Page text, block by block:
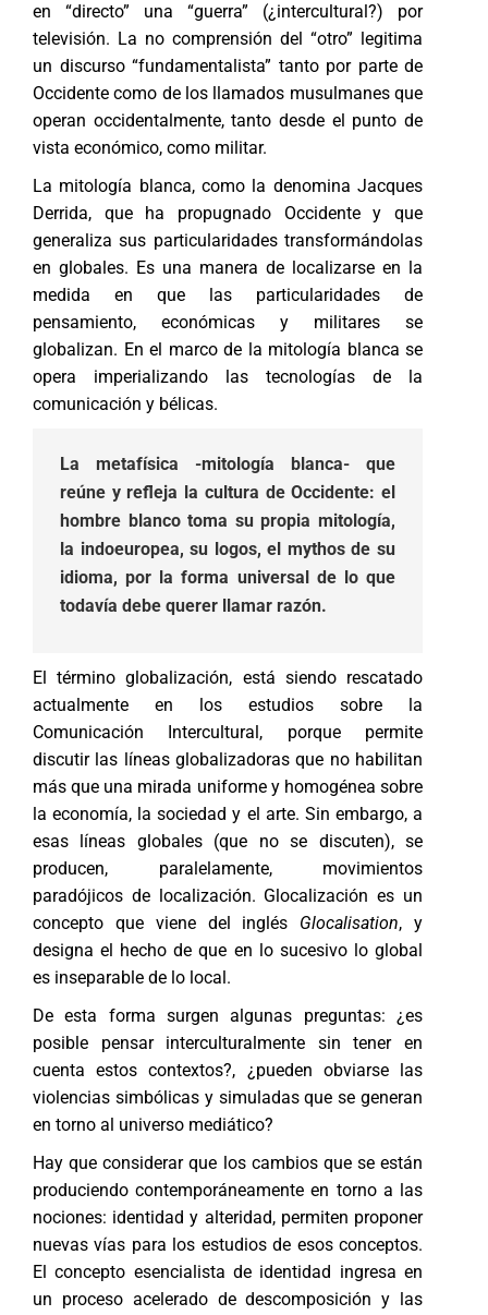
en “directo” una “guerra” (¿intercultural?) por
televisión. La no comprensión del “otro” legitima
un discurso “fundamentalista” tanto por parte de
Occidente como de los llamados musulmanes que
operan occidentalmente, tanto desde el punto de
vista económico, como militar.
La mitología blanca, como la denomina Jacques
Derrida, que ha propugnado Occidente y que
generaliza sus particularidades transformándolas
en globales. Es una manera de localizarse en la
medida en que las particularidades de
pensamiento, económicas y militares se
globalizan. En el marco de la mitología blanca se
opera imperializando las tecnologías de la
comunicación y bélicas.
La metafísica -mitología blanca- que
reúne y refleja la cultura de Occidente: el
hombre blanco toma su propia mitología,
la indoeuropea, su logos, el mythos de su
idioma, por la forma universal de lo que
todavía debe querer llamar razón.
El término globalización, está siendo rescatado
actualmente en los estudios sobre la
Comunicación Intercultural, porque permite
discutir las líneas globalizadoras que no habilitan
más que una mirada uniforme y homogénea sobre
la economía, la sociedad y el arte. Sin embargo, a
esas líneas globales (que no se discuten), se
producen, paralelamente, movimientos
paradójicos de localización. Glocalización es un
concepto que viene del inglés Glocalisation, y
designa el hecho de que en lo sucesivo lo global
es inseparable de lo local.
De esta forma surgen algunas preguntas: ¿es
posible pensar interculturalmente sin tener en
cuenta estos contextos?, ¿pueden obviarse las
violencias simbólicas y simuladas que se generan
en torno al universo mediático?
Hay que considerar que los cambios que se están
produciendo contemporáneamente en torno a las
nociones: identidad y alteridad, permiten proponer
nuevas vías para los estudios de esos conceptos.
El concepto esencialista de identidad ingresa en
un proceso acelerado de descomposición y las